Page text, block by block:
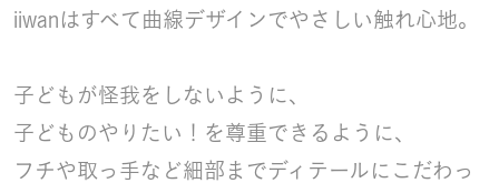
iiwanはすべて曲線デザインでやさしい触れ心地。
子どもが怪我をしないように、
子どものやりたい！を尊重できるように、
フチや取っ手など細部までディテールにこだわっ